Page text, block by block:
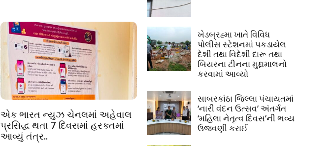
એક ભારત ન્યુઝ ચેનલમાં અહેવાલ
પ્રસિદ્ધ થતા 7 દિવસમાં હરકતમાં
આવ્યું તંત્ર..
ખેડબ્રહ્મા ખાતે વિવિધ
પોલીસ સ્ટેશનમાં પકડાયેલ
દેશી તથા વિદેશી દારૂ તથા
બિયરના ટીનના મુદ્દામાલનો
કરવામાં આવ્યો
સાબરકાંઠા જિલ્લા પંચાયતમાં
‘નારી વંદન ઉત્સવ’ અંતર્ગત
‘મહિલા નેતૃત્વ દિવસ’ની ભવ્ય
ઉજવણી કરાઈ